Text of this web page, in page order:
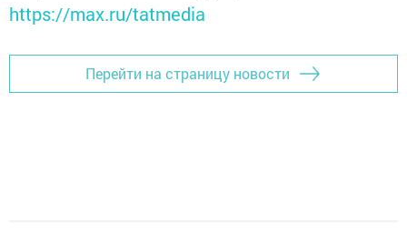
https://max.ru/tatmedia
Перейти на страницу новости